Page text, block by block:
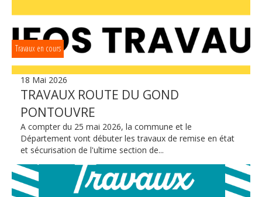
Travaux en cours
18 Mai 2026
TRAVAUX ROUTE DU GOND
PONTOUVRE
A compter du 25 mai 2026, la commune et le
Département vont débuter les travaux de remise en état
et sécurisation de l'ultime section de...